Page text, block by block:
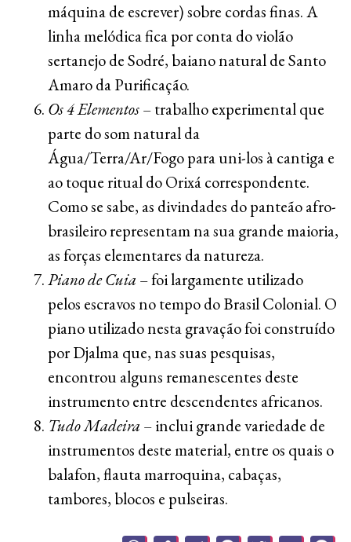
máquina de escrever) sobre cordas finas. A
linha melódica fica por conta do violão
sertanejo de Sodré, baiano natural de Santo
Amaro da Purificação.
Os 4 Elementos– trabalho experimental que
parte do som natural da
Água/Terra/Ar/Fogo para uni-los à cantiga e
ao toque ritual do Orixá correspondente.
Como se sabe, as divindades do panteão afro-
brasileiro representam na sua grande maioria,
as forças elementares da natureza.
Piano de Cuia – foi largamente utilizado
pelos escravos no tempo do Brasil Colonial. O
piano utilizado nesta gravação foi construído
por Djalma que, nas suas pesquisas,
encontrou alguns remanescentes deste
instrumento entre descendentes africanos.
Tudo Madeira – inclui grande variedade de
instrumentos deste material, entre os quais o
balafon, flauta marroquina, cabaças,
tambores, blocos e pulseiras.